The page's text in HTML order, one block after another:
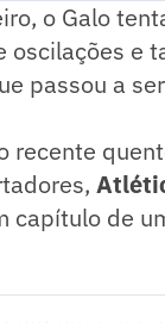
o Galo
oscilações e
passou a
recente
capítulo de